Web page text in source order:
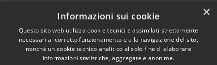
Copyright © 2026 • Autorità di
×
Informazioni sui cookie
Questo sito web utilizza cookie tecnici e assimilati strettamente
necessari al corretto funzionamento e alla navigazione del sito,
nonché un cookie tecnico analitico al solo fine di elaborare
informazioni statistiche, aggregate e anonime.